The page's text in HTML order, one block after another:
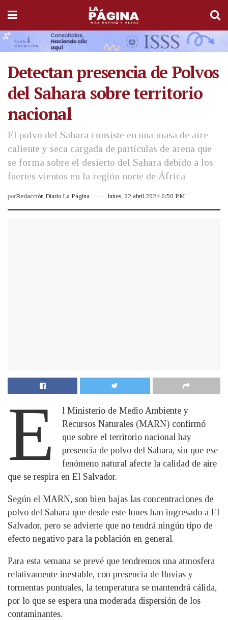
Detectan presencia de Polvos
del Sahara sobre territorio
nacional
El polvo del Sahara consiste en una masa de aire
caliente y seca cargada de partículas de arena que
se forma sobre el desierto del Sahara debido a los
fuertes vientos en la región norte de África
porRedacción Diario La Página lunes, 22 abril 2024 6:50 PM
E
l Ministerio de Medio Ambiente y
Recursos Naturales (MARN) confirmó
que sobre el territorio nacional hay
presencia de polvo del Sahara, sin que ese
fenómeno natural afecte la calidad de aire
que se respira en El Salvador.
Según el MARN, son bien bajas las concentraciones de
polvo del Sahara que desde este lunes han ingresado a El
Salvador, pero se advierte que no tendrá ningún tipo de
efecto negativo para la población en general.
Para esta semana se prevé que tendremos una atmosfera
relativamente inestable, con presencia de lluvias y
tormentas puntuales, la temperatura se mantendrá cálida,
por lo que se espera una moderada dispersión de los
contaminantes.